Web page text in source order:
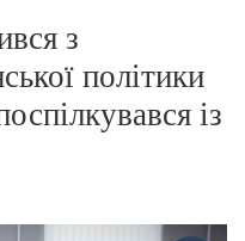
з
політики
із